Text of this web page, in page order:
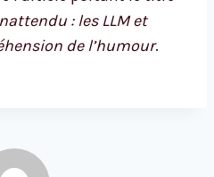
: les LLM et
de l’humour.